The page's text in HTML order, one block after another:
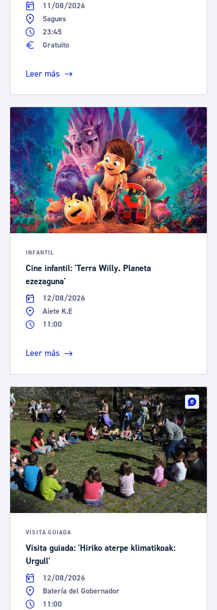
11/08/2026
Sagues
23:45
Gratuito
Leer más
INFANTIL
Cine infantil: 'Terra Willy. Planeta
ezezaguna'
12/08/2026
Aiete K.E
11:00
Leer más
VISITA GUIADA
Visita guiada: 'Hiriko aterpe klimatikoak:
Urgull'
12/08/2026
Batería del Gobernador
11:00